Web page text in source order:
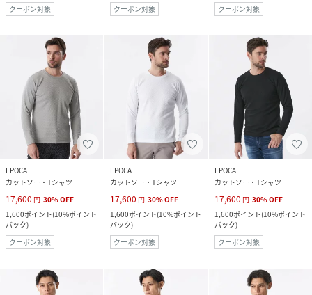
クーポン対象
クーポン対象
クーポン対象
EPOCA
カットソー・Tシャツ
17,600 円 30%OFF
1,600ポイント(10%ポイント
バック)
クーポン対象
EPOCA
カットソー・Tシャツ
17,600 円 30%OFF
1,600ポイント(10%ポイント
バック)
クーポン対象
EPOCA
カットソー・Tシャツ
17,600 円 30%OFF
1,600ポイント(10%ポイント
バック)
クーポン対象